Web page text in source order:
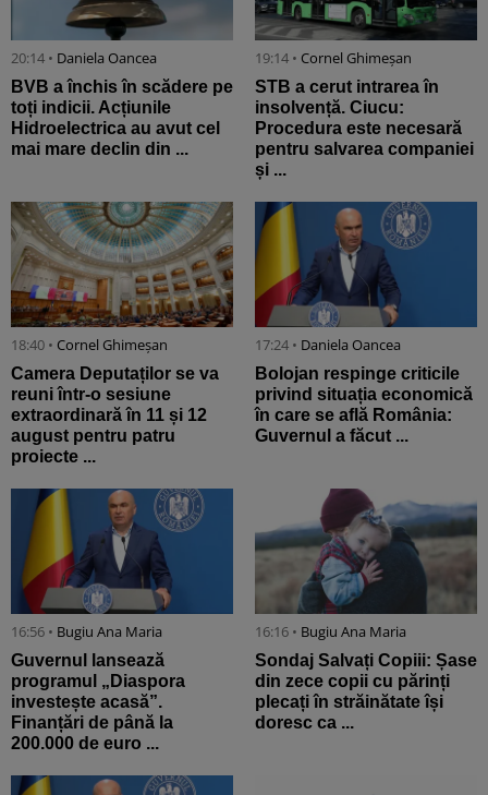
20:14 • Daniela Oancea
BVB a închis în scădere pe
toți indicii. Acțiunile
Hidroelectrica au avut cel
mai mare declin din ...
19:14 • Cornel Ghimeșan
STB a cerut intrarea în
insolvență. Ciucu:
Procedura este necesară
pentru salvarea companiei
și ...
18:40 • Cornel Ghimeșan
Camera Deputaților se va
reuni într-o sesiune
extraordinară în 11 și 12
august pentru patru
proiecte ...
17:24 • Daniela Oancea
Bolojan respinge criticile
privind situația economică
în care se află România:
Guvernul a făcut ...
16:56 • Bugiu ⁠Ana Maria
Guvernul lansează
programul „Diaspora
investește acasă”.
Finanțări de până la
200.000 de euro ...
16:16 • Bugiu ⁠Ana Maria
Sondaj Salvați Copiii: Șase
din zece copii cu părinți
plecați în străinătate își
doresc ca ...